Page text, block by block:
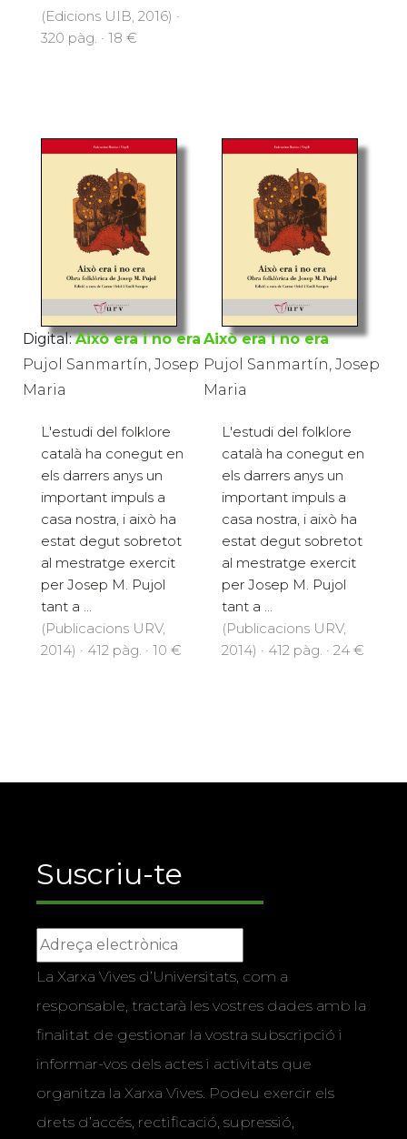
(Edicions UIB, 2016) ·
320 pàg. · 18 €
Digital: Això era i no era
Pujol Sanmartín, Josep
Maria
L'estudi del folklore
català ha conegut en
els darrers anys un
important impuls a
casa nostra, i això ha
estat degut sobretot
al mestratge exercit
per Josep M. Pujol
tant a ...
(Publicacions URV,
2014) · 412 pàg. · 10 €
Això era i no era
Pujol Sanmartín, Josep
Maria
L'estudi del folklore
català ha conegut en
els darrers anys un
important impuls a
casa nostra, i això ha
estat degut sobretot
al mestratge exercit
per Josep M. Pujol
tant a ...
(Publicacions URV,
2014) · 412 pàg. · 24 €
Suscriu-te
La Xarxa Vives d’Universitats, com a
responsable, tractarà les vostres dades amb la
finalitat de gestionar la vostra subscripció i
informar-vos dels actes i activitats que
organitza la Xarxa Vives. Podeu exercir els
drets d’accés, rectificació, supressió,